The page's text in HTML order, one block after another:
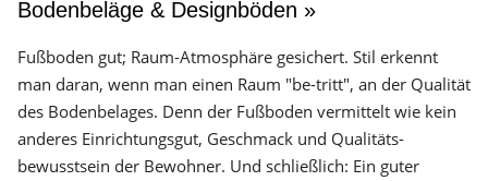
Bodenbeläge & Designböden »
Fußboden gut; Raum-Atmosphäre gesichert. Stil erkennt
man daran, wenn man einen Raum "be-tritt", an der Qualität
des Boden­belages. Denn der Fuß­boden vermittelt wie kein
anderes Einrichtungs­gut, Geschmack und Qualitäts­
bewusstsein der Bewohner. Und schließlich: Ein guter